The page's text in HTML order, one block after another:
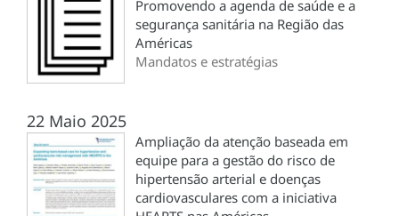
Promovendo a agenda de saúde e a
segurança sanitária na Região das
Américas
Mandatos e estratégias
22 Maio 2025
Ampliação da atenção baseada em
equipe para a gestão do risco de
hipertensão arterial e doenças
cardiovasculares com a iniciativa